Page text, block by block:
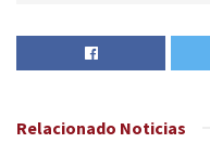
Relacionado Noticias